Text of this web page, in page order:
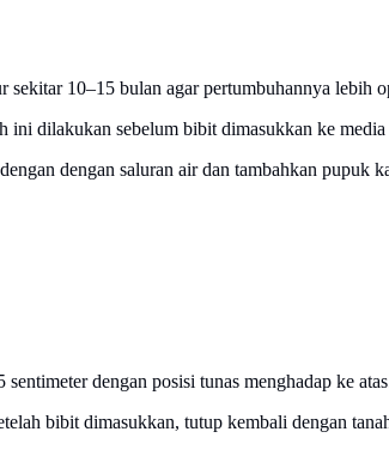
10–15 bulan agar pertumbuhannya lebih
ini dilakukan sebelum bibit dimasukkan ke media
dengan saluran air dan tambahkan pupuk
dengan posisi tunas menghadap ke
bibit dimasukkan, tutup kembali dengan